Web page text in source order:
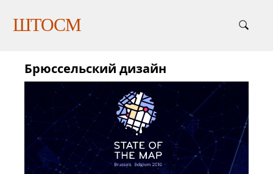
ШТОСМ
Брюссельский дизайн